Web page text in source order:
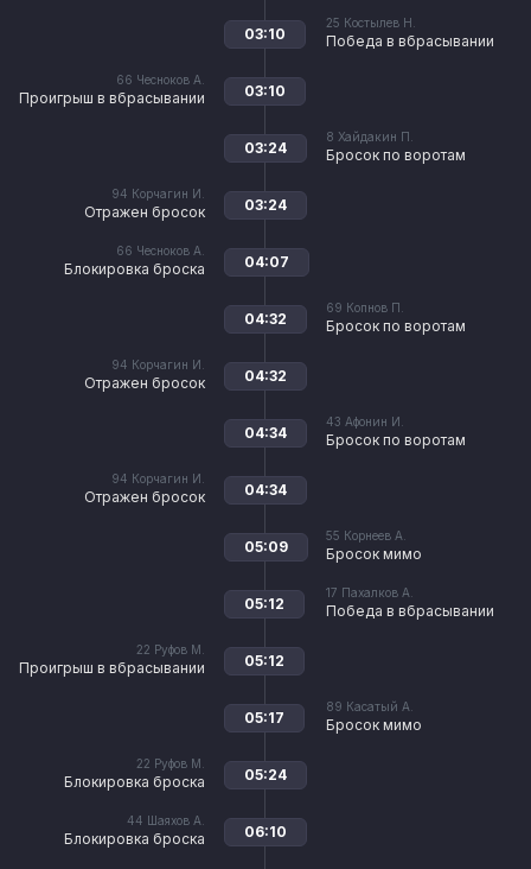
25 Костылев Н.
Победа в вбрасывании
03:10
66 Чесноков А.
Проигрыш в вбрасывании 03:10
8 Хайдакин П.
Бросок по воротам
03:24
94 Корчагин И.
Отражен бросок 03:24
66 Чесноков А.
Блокировка броска 04:07
69 Копнов П.
Бросок по воротам
04:32
94 Корчагин И.
Отражен бросок 04:32
43 Афонин И.
Бросок по воротам
04:34
94 Корчагин И.
Отражен бросок 04:34
55 Корнеев А.
Бросок мимо
05:09
17 Пахалков А.
Победа в вбрасывании
05:12
22 Руфов М.
Проигрыш в вбрасывании 05:12
89 Касатый А.
Бросок мимо
05:17
22 Руфов М.
Блокировка броска 05:24
44 Шаяхов А.
Блокировка броска 06:10